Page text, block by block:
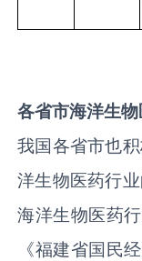
各省市海洋生
我国各省市也
洋生物医药行
海洋生物医药
《福建省国民